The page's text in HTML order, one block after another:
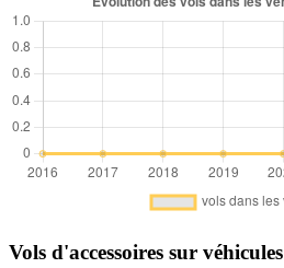
Vols d'accessoires sur véhicules